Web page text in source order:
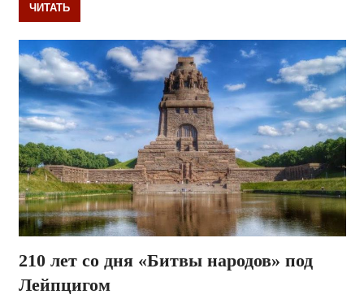
ЧИТАТЬ
210 лет со дня «Битвы народов» под
Лейпцигом